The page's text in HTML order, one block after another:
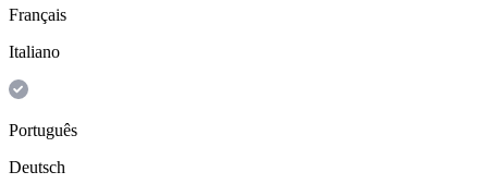
Français
Italiano
Português
Deutsch